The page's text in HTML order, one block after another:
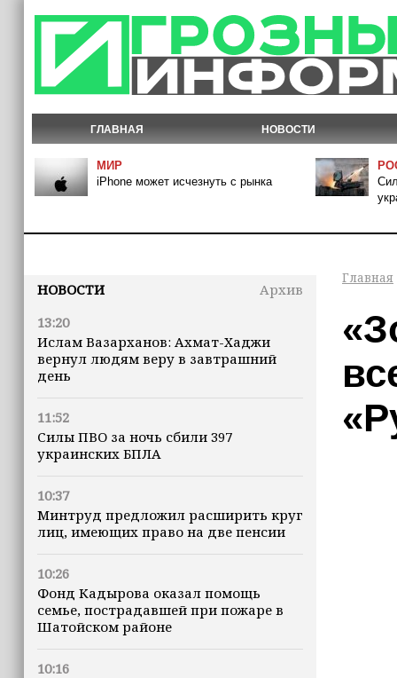
ГЛАВНАЯ НОВОСТИ
МИР
iPhone может исчезнуть с рынка
НОВОСТИ
Архив
13:20
Ислам Вазарханов: Ахмат-Хаджи
вернул людям веру в завтрашний
день
11:52
Силы ПВО за ночь сбили 397
украинских БПЛА
10:37
Минтруд предложил расширить круг
лиц, имеющих право на две пенсии
10:26
Фонд Кадырова оказал помощь
семье, пострадавшей при пожаре в
Шатойском районе
10:16
Главная